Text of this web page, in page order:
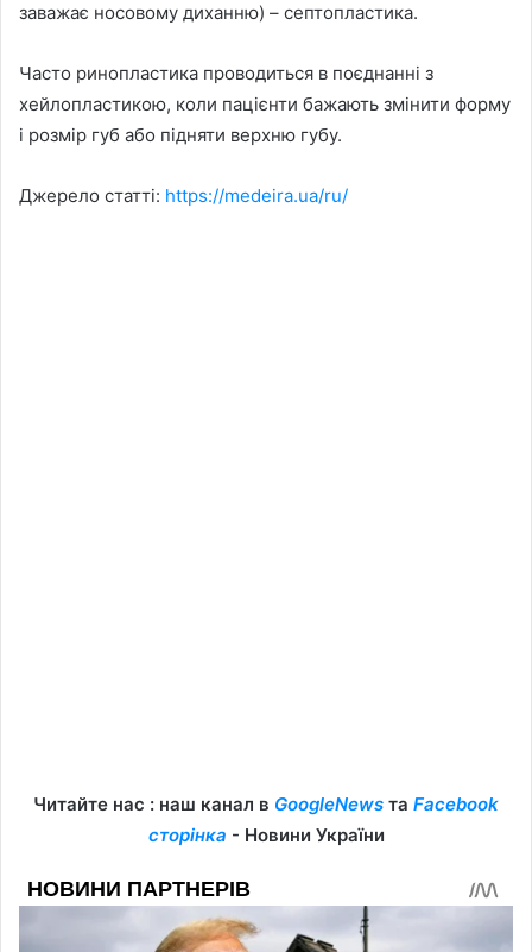
заважає носовому диханню) – септопластика.
Часто ринопластика проводиться в поєднанні з
хейлопластикою, коли пацієнти бажають змінити форму
і розмір губ або підняти верхню губу.
Джерело статті: https://medeira.ua/ru/
Читайте нас : наш канал в GoogleNews та Facebook
сторінка - Новини України